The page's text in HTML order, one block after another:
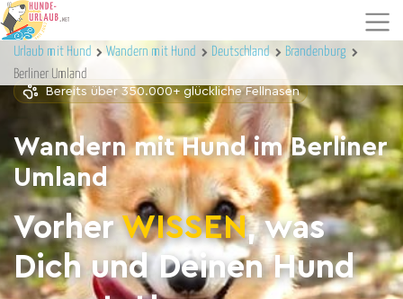
Urlaub mit Hund Wandern mit Hund Deutschland
Brandenburg
Berliner Umland
Bereits über 350.000+ glückliche Fellnasen
Wandern mit Hund im Berliner
Umland
VorherWISSEN, was
Dich und Deinen Hund